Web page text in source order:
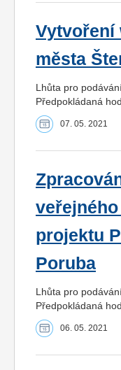
Vytvoření
města
Lhůta pro
Předpokládaná
07. 05. 2021
projektu
Poruba
Lhůta pro
Předpokládaná
06. 05. 2021